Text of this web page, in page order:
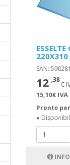
220X310
EAN:
12 ,38
€
15,10€
Pronto
●
INFO